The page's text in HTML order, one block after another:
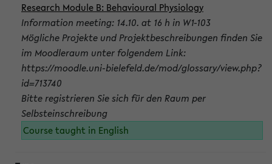
Research Module B: Behavioural Physiology
Information meeting: 14.10. at 16 h in W1-103
Mögliche Projekte und Projektbeschreibungen finden Sie
im Moodleraum unter folgendem Link:
https://moodle.uni-bielefeld.de/mod/glossary/view.php?
id=713740
Bitte registrieren Sie sich für den Raum per
Selbsteinschreibung
Course taught in English